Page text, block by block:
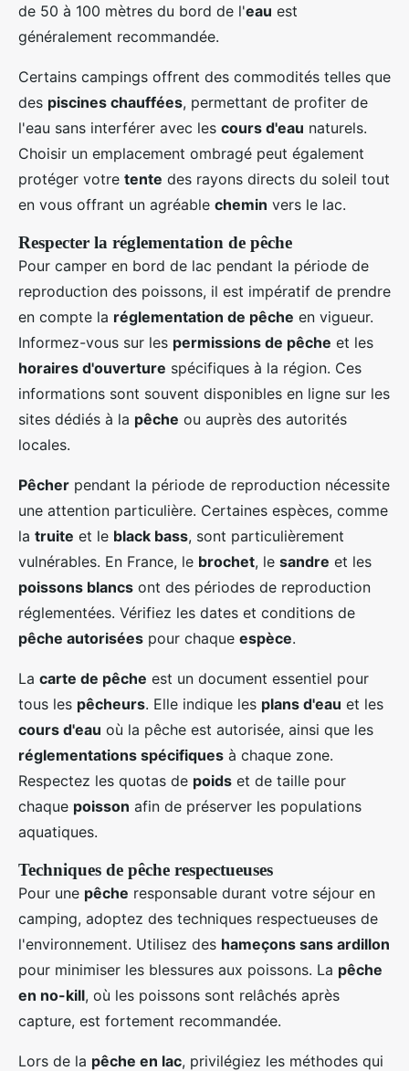
de 50 à 100 mètres du bord de l'eau est
généralement recommandée.
Certains campings offrent des commodités telles que
des piscines chauffées, permettant de profiter de
l'eau sans interférer avec les cours d'eau naturels.
Choisir un emplacement ombragé peut également
protéger votre tente des rayons directs du soleil tout
en vous offrant un agréable chemin vers le lac.
Respecter la réglementation de pêche
Pour camper en bord de lac pendant la période de
reproduction des poissons, il est impératif de prendre
en compte la réglementation de pêche en vigueur.
Informez-vous sur les permissions de pêche et les
horaires d'ouverture spécifiques à la région. Ces
informations sont souvent disponibles en ligne sur les
sites dédiés à la pêche ou auprès des autorités
locales.
Pêcher pendant la période de reproduction nécessite
une attention particulière. Certaines espèces, comme
la truite et le black bass, sont particulièrement
vulnérables. En France, le brochet, le sandre et les
poissons blancs ont des périodes de reproduction
réglementées. Vérifiez les dates et conditions de
pêche autorisées pour chaque espèce.
La carte de pêche est un document essentiel pour
tous les pêcheurs. Elle indique les plans d'eau et les
cours d'eau où la pêche est autorisée, ainsi que les
réglementations spécifiques à chaque zone.
Respectez les quotas de poids et de taille pour
chaque poisson afin de préserver les populations
aquatiques.
Techniques de pêche respectueuses
Pour une pêche responsable durant votre séjour en
camping, adoptez des techniques respectueuses de
l'environnement. Utilisez des hameçons sans ardillon
pour minimiser les blessures aux poissons. La pêche
en no-kill, où les poissons sont relâchés après
capture, est fortement recommandée.
Lors de la pêche en lac, privilégiez les méthodes qui